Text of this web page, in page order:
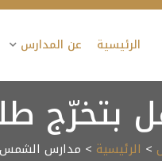
الرئيسية عن المدارس
> الرئيسية > مدارس الشمس